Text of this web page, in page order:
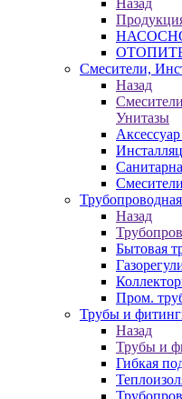
Назад
Смесители,
Назад
Унитазы
Смесители
Назад
Бытовая
Пром.
Трубы и
Назад
Трубы и
Гибкая